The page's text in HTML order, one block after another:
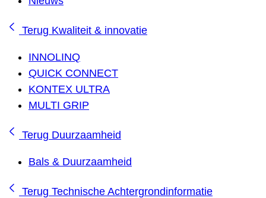
Terug Kwaliteit & innovatie
INNOLINQ
QUICK CONNECT
KONTEX ULTRA
MULTI GRIP
Terug Duurzaamheid
Bals & Duurzaamheid
Terug Technische Achtergrondinformatie